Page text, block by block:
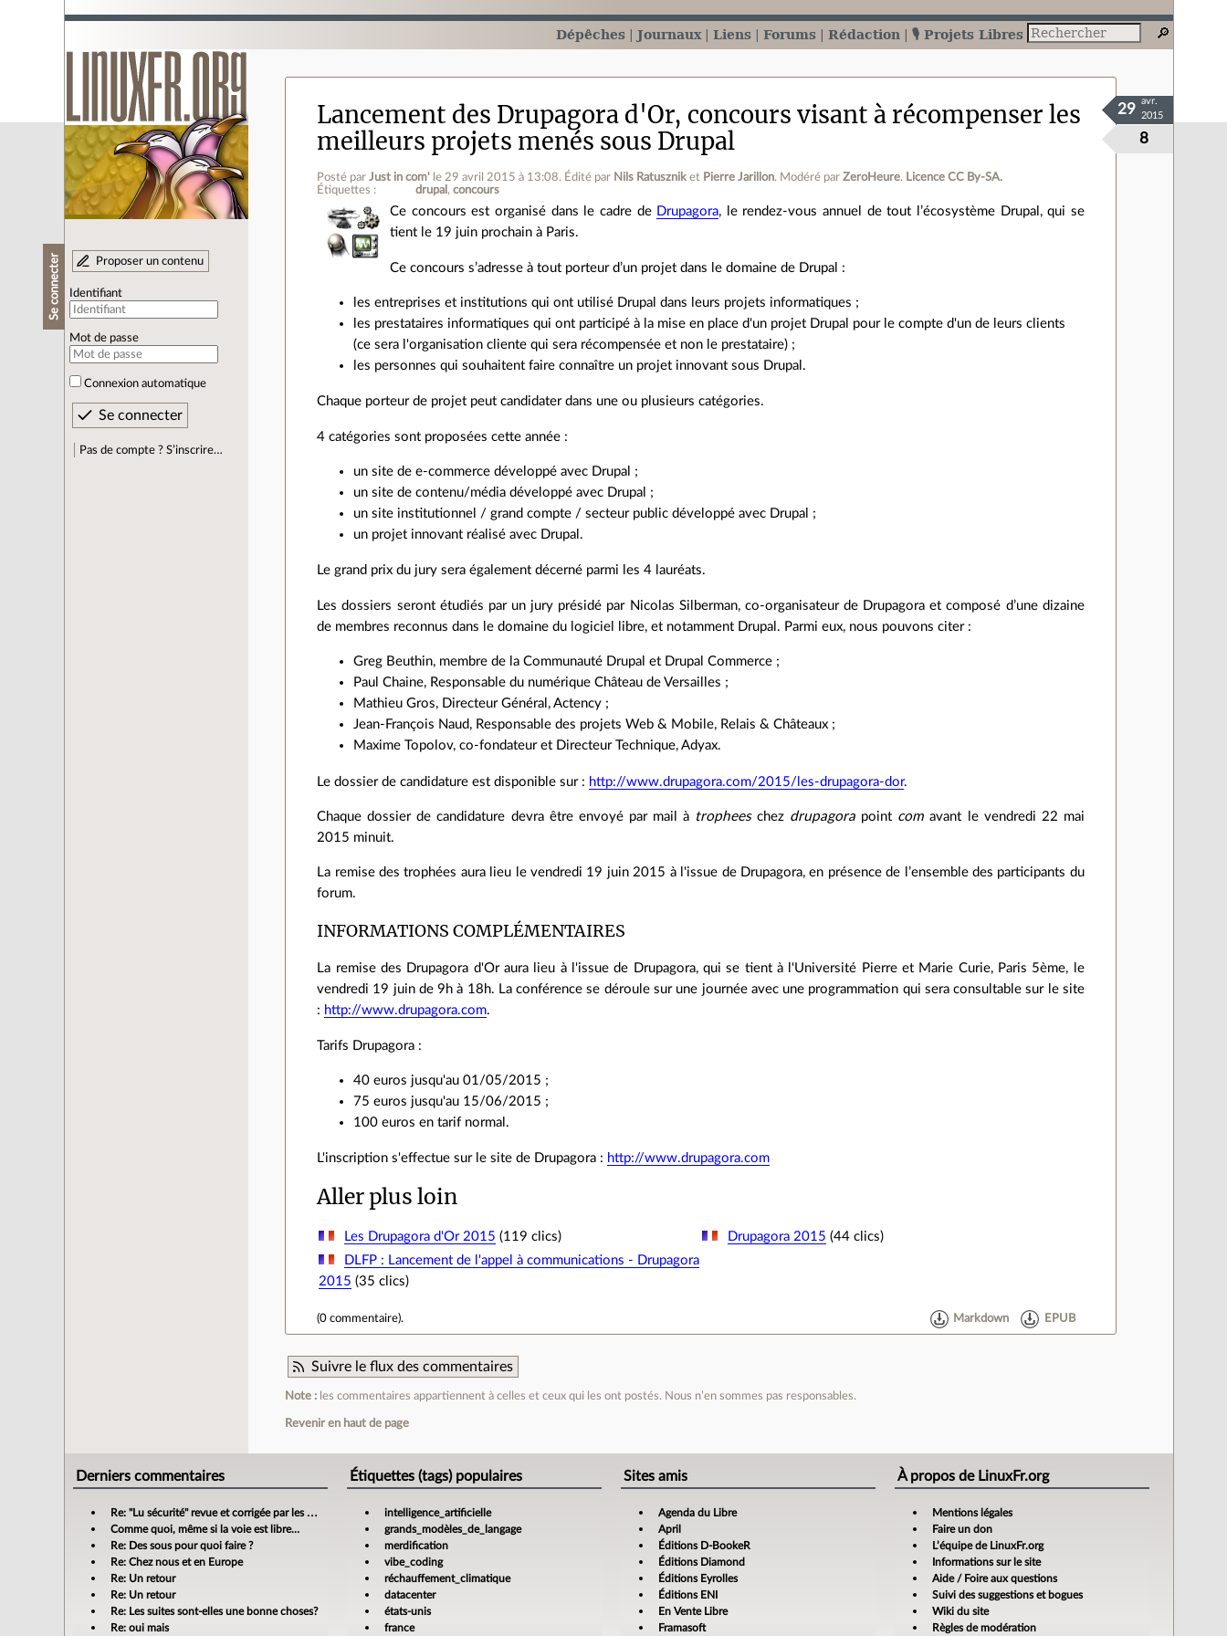
Dépêches Journaux Liens Forums Rédaction 🎙️ Projets Libres
Se connecter Proposer un contenu
Identifiant
Mot de passe
Connexion automatique
Pas de compte ? S’inscrire…
Lancement des Drupagora d'Or, concours visant à récompenser les
meilleurs projets menés sous Drupal
Posté parJust in com' le 29 avril 2015 à 13:08. Édité par Nils Ratusznik et Pierre Jarillon. Modéré parZeroHeure. Licence CC By‑SA.
Étiquettes :
drupal concours
8
29
avr.
2015
Ce concours est organisé dans le cadre de Drupagora, le rendez-vous annuel de tout l’écosystème Drupal, qui se
tient le 19 juin prochain à Paris.
Ce concours s’adresse à tout porteur d’un projet dans le domaine de Drupal :
les entreprises et institutions qui ont utilisé Drupal dans leurs projets informatiques ;
les prestataires informatiques qui ont participé à la mise en place d'un projet Drupal pour le compte d'un de leurs clients
(ce sera l'organisation cliente qui sera récompensée et non le prestataire) ;
les personnes qui souhaitent faire connaître un projet innovant sous Drupal.
Chaque porteur de projet peut candidater dans une ou plusieurs catégories.
4 catégories sont proposées cette année :
un site de e-commerce développé avec Drupal ;
un site de contenu/média développé avec Drupal ;
un site institutionnel / grand compte / secteur public développé avec Drupal ;
un projet innovant réalisé avec Drupal.
Le grand prix du jury sera également décerné parmi les 4 lauréats.
Les dossiers seront étudiés par un jury présidé par Nicolas Silberman, co-organisateur de Drupagora et composé d’une dizaine
de membres reconnus dans le domaine du logiciel libre, et notamment Drupal. Parmi eux, nous pouvons citer :
Greg Beuthin, membre de la Communauté Drupal et Drupal Commerce ;
Paul Chaine, Responsable du numérique Château de Versailles ;
Mathieu Gros, Directeur Général, Actency ;
Jean-François Naud, Responsable des projets Web & Mobile, Relais & Châteaux ;
Maxime Topolov, co-fondateur et Directeur Technique, Adyax.
Le dossier de candidature est disponible sur : http://www.drupagora.com/2015/les-drupagora-dor.
Chaque dossier de candidature devra être envoyé par mail à tropheeschez drupagora point com avant le vendredi 22 mai
2015 minuit.
La remise des trophées aura lieu le vendredi 19 juin 2015 à l'issue de Drupagora, en présence de l’ensemble des participants du
forum.
INFORMATIONS COMPLÉMENTAIRES
La remise des Drupagora d'Or aura lieu à l'issue de Drupagora, qui se tient à l'Université Pierre et Marie Curie, Paris 5ème, le
vendredi 19 juin de 9h à 18h. La conférence se déroule sur une journée avec une programmation qui sera consultable sur le site
: http://www.drupagora.com.
Tarifs Drupagora :
40 euros jusqu'au 01/05/2015 ;
75 euros jusqu'au 15/06/2015 ;
100 euros en tarif normal.
L'inscription s'effectue sur le site de Drupagora : http://www.drupagora.com
Aller plus loin
Les Drupagora d'Or 2015 (119 clics) Drupagora 2015 (44 clics)
DLFP : Lancement de l'appel à communications - Drupagora
2015 (35 clics)
(0 commentaire). Markdown EPUB
Suivre le flux des commentaires
Note : les commentaires appartiennent à celles et ceux qui les ont postés. Nous n’en sommes pas responsables.
Revenir en haut de page
Derniers commentaires
Re: "Lu sécurité" revue et corrigée par les banques
Comme quoi, même si la voie est libre…
Re: Des sous pour quoi faire ?
Re: Chez nous et en Europe
Re: Un retour
Re: Un retour
Re: Les suites sont-elles une bonne choses?
Re: oui mais
Étiquettes (tags) populaires
intelligence_artificielle
grands_modèles_de_langage
merdification
vibe_coding
réchauffement_climatique
datacenter
états-unis
france
Sites amis
Agenda du Libre
April
Éditions D-BookeR
Éditions Diamond
Éditions Eyrolles
Éditions ENI
En Vente Libre
Framasoft
À propos de LinuxFr.org
Mentions légales
Faire un don
L’équipe de LinuxFr.org
Informations sur le site
Aide / Foire aux questions
Suivi des suggestions et bogues
Wiki du site
Règles de modération